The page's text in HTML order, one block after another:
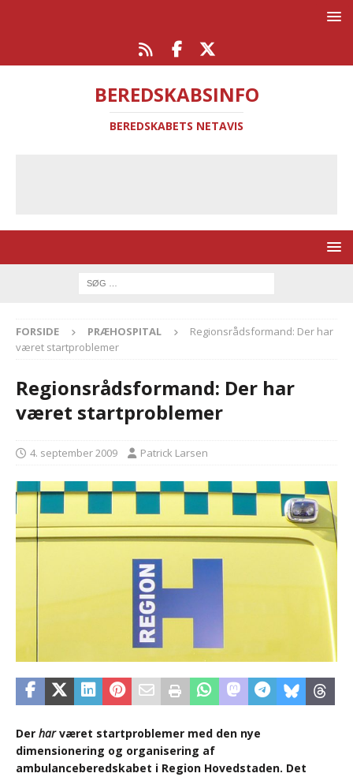
BEREDSKABSINFO
BEREDSKABETS NETAVIS
FORSIDE PRÆHOSPITAL
Regionsrådsformand: Der har
været startproblemer
Regionsrådsformand: Der har
været startproblemer
4. september 2009 Patrick Larsen
Der harværet startproblemer med den nye
dimensionering og organisering af
ambulanceberedskabet i Region Hovedstaden. Det